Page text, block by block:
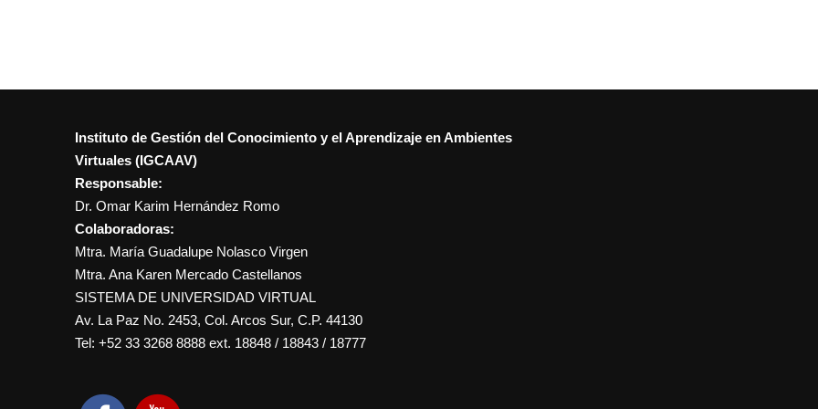
Instituto de Gestión del Conocimiento y el Aprendizaje en Ambientes
Virtuales (IGCAAV)
Responsable:
Dr. Omar Karim Hernández Romo
Colaboradoras:
Mtra. María Guadalupe Nolasco Virgen
Mtra. Ana Karen Mercado Castellanos
SISTEMA DE UNIVERSIDAD VIRTUAL
Av. La Paz No. 2453, Col. Arcos Sur, C.P. 44130
Tel: +52 33 3268 8888‏ ext. 18848 / 18843 / 18777